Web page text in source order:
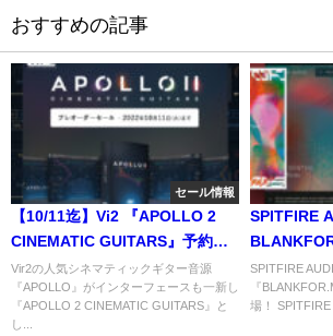
おすすめの記事
セール情報
【10/11迄】Vi2 『APOLLO 2
CINEMATIC GUITARS』予約開
始＆イントロセール！リードか
らドローンまで変幻自在のシネ
マティックギター音源
Vir2の人気シネマティックギター音源
『APOLLO』がインターフェースも一新し
『APOLLO 2 CINEMATIC GUITARS』と
し...
SPITFIRE
SYNTHSが
ぐアンビ
SPITFIRE
『
場！ SPITFIRE